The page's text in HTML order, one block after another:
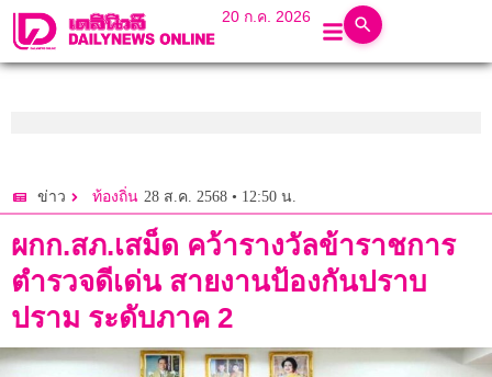
20 ก.ค. 2026
ข่าว ท้องถิ่น 28 ส.ค. 2568 • 12:50 น.
ผกก.สภ.เสม็ด คว้ารางวัลข้าราชการ
ตำรวจดีเด่น สายงานป้องกันปราบ
ปราม ระดับภาค 2